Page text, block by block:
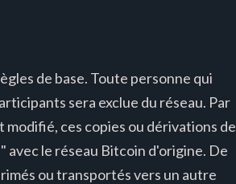
de base. Toute personne qui
sera exclue du réseau. Par
ces copies ou dérivations de
le réseau Bitcoin d'origine. De
ou transportés vers un autre